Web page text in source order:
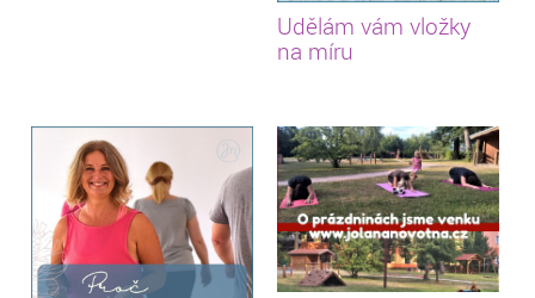
Udělám vám vložky
na míru